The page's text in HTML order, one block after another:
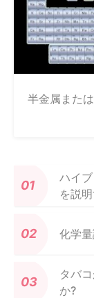
半金属また
ハイ
を説
化学
タバ
か?